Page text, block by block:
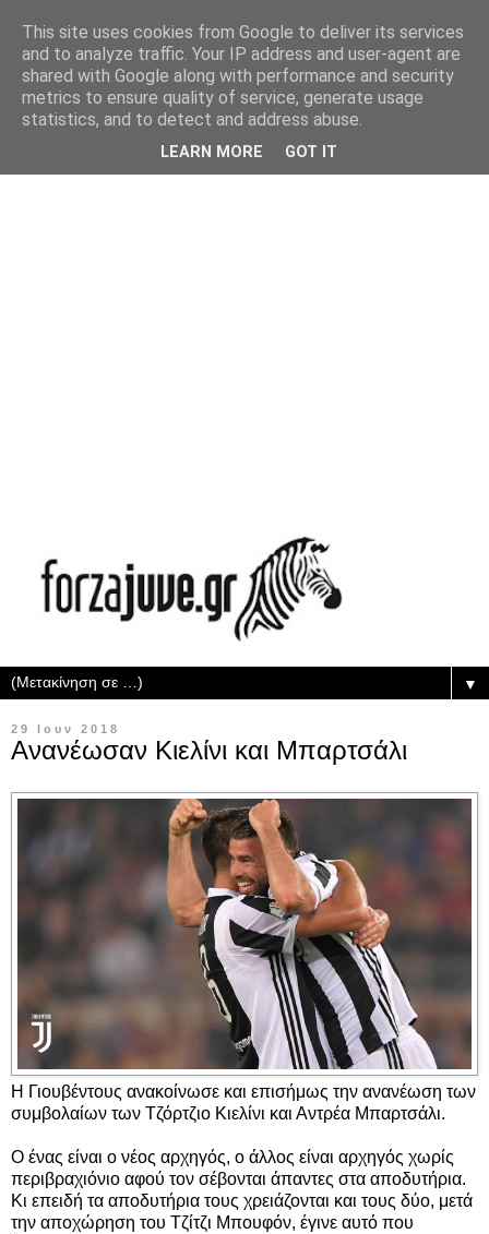
▼
29 Ιουν 2018
Ανανέωσαν Κιελίνι και Μπαρτσάλι
Η Γιουβέντους ανακοίνωσε και επισήμως την ανανέωση των
συμβολαίων των Τζόρτζιο Κιελίνι και Αντρέα Μπαρτσάλι.
Ο ένας είναι ο νέος αρχηγός, ο άλλος είναι αρχηγός χωρίς
περιβραχιόνιο αφού τον σέβονται άπαντες στα αποδυτήρια.
Κι επειδή τα αποδυτήρια τους χρειάζονται και τους δύο, μετά
την αποχώρηση του Τζίτζι Μπουφόν, έγινε αυτό που
This site uses cookies from Google to deliver its services
and to analyze traffic. Your IP address and user-agent are
shared with Google along with performance and security
metrics to ensure quality of service, generate usage
statistics, and to detect and address abuse.
LEARN MORE GOT IT